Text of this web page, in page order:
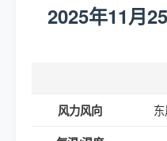
2025年11月
风力风向